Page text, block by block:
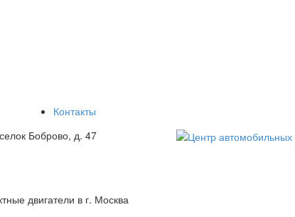
Контакты
Боброво, д. 47
двигатели в г. Москва